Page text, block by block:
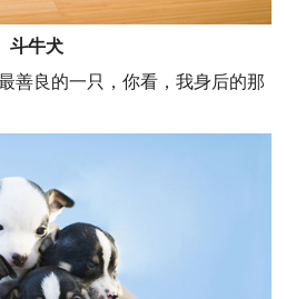
斗牛犬
善良的一只，你看，我身后的那